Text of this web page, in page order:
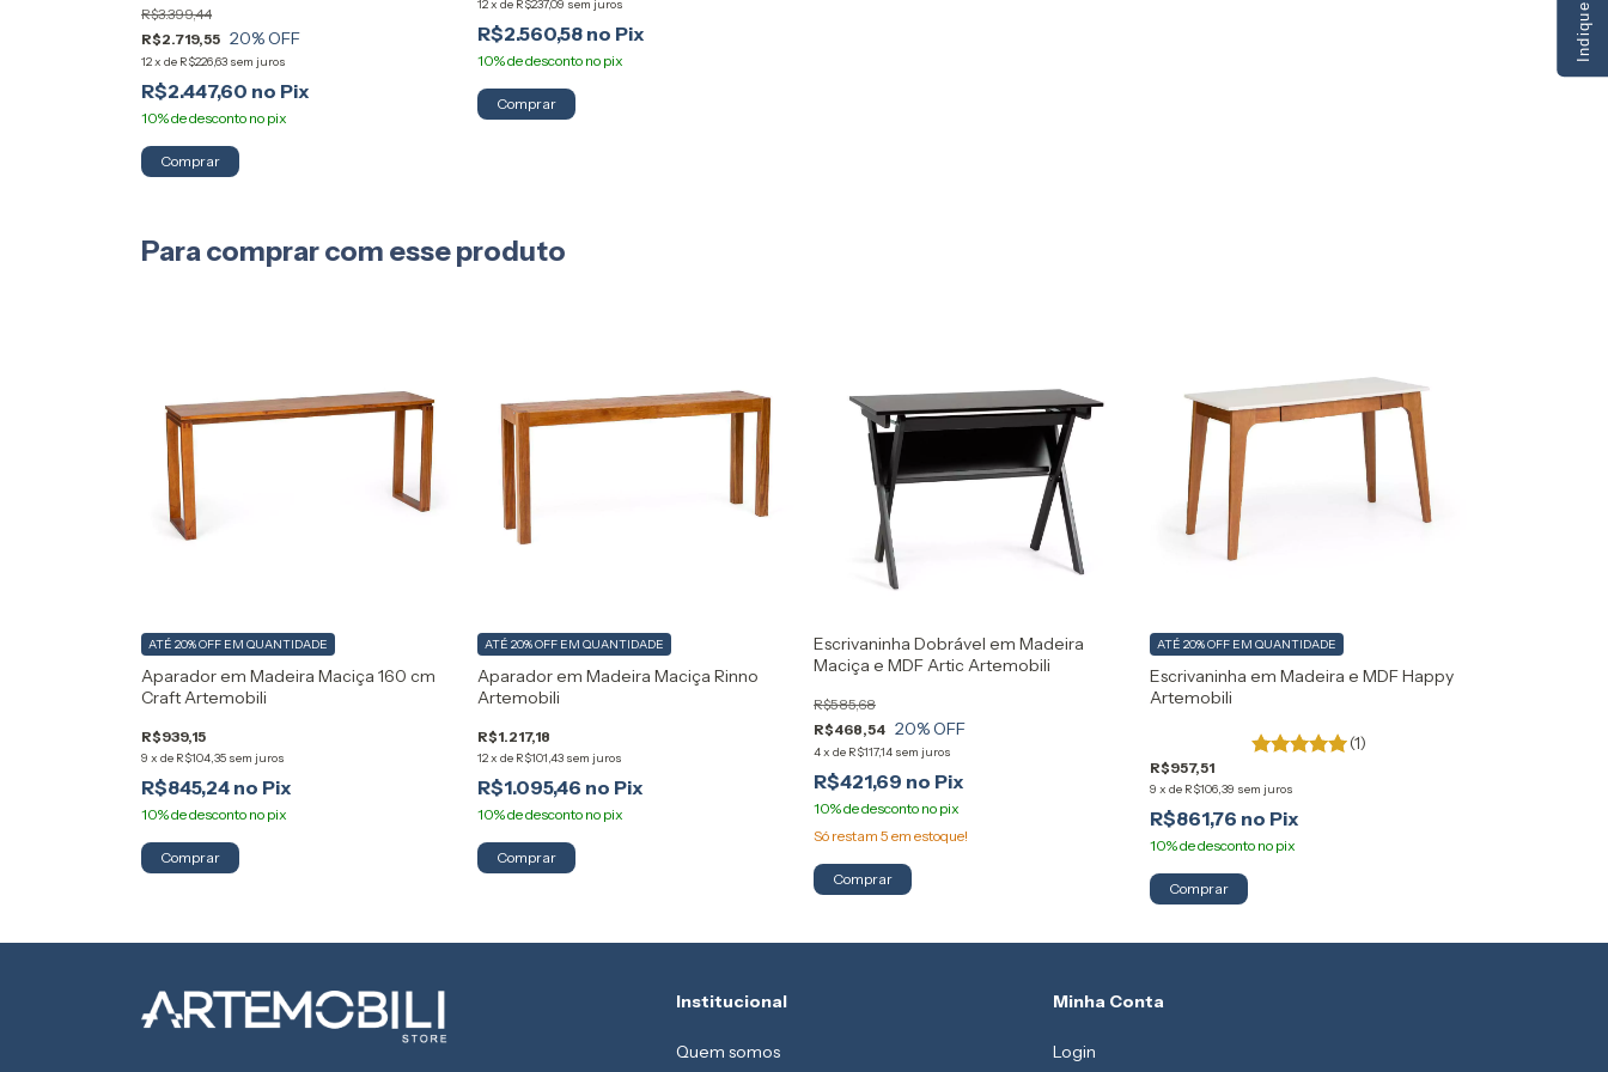
R$2.719,55
R$3.399,44
20% OFF
12x de R$226,63 sem juros
R$2.447,60
Comprar
12x de R$237,09 sem juros
R$2.560,58
Comprar
Para comprar com esse produto
Aparador em Madeira Maciça 160 cm
Craft Artemobili
R$939,15
9 x de R$104,35 sem juros
ATÉ 20% OFF EM QUANTIDADE
R$845,24
Aparador em Madeira Maciça Rinno
Artemobili
R$1.217,18
12x de R$101,43 sem juros
ATÉ 20% OFF EM QUANTIDADE
R$1.095,46
Escrivaninha Dobrável em Madeira
Maciça e MDF Artic Artemobili
R$468,54
R$585,68
20% OFF
4x de R$117,14 sem juros
R$421,69
Só restam 5 em estoque!
Comprar
Escrivaninha em Madeira e MDF Happy
Artemobili
(1)
R$957,51
9 x de R$106,39 sem juros
ATÉ 20% OFF EM QUANTIDADE
R$861,76
Comprar
Institucional
Quem somos
Minha Conta
Login